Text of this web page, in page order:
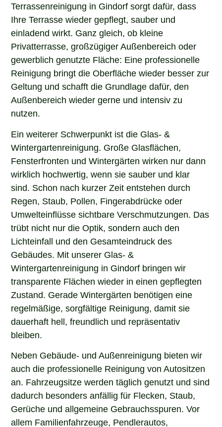
Terrassenreinigung in Gindorf sorgt dafür, dass
Ihre Terrasse wieder gepflegt, sauber und
einladend wirkt. Ganz gleich, ob kleine
Privatterrasse, großzügiger Außenbereich oder
gewerblich genutzte Fläche: Eine professionelle
Reinigung bringt die Oberfläche wieder besser zur
Geltung und schafft die Grundlage dafür, den
Außenbereich wieder gerne und intensiv zu
nutzen.
Ein weiterer Schwerpunkt ist die Glas- &
Wintergartenreinigung. Große Glasflächen,
Fensterfronten und Wintergärten wirken nur dann
wirklich hochwertig, wenn sie sauber und klar
sind. Schon nach kurzer Zeit entstehen durch
Regen, Staub, Pollen, Fingerabdrücke oder
Umwelteinflüsse sichtbare Verschmutzungen. Das
trübt nicht nur die Optik, sondern auch den
Lichteinfall und den Gesamteindruck des
Gebäudes. Mit unserer Glas- &
Wintergartenreinigung in Gindorf bringen wir
transparente Flächen wieder in einen gepflegten
Zustand. Gerade Wintergärten benötigen eine
regelmäßige, sorgfältige Reinigung, damit sie
dauerhaft hell, freundlich und repräsentativ
bleiben.
Neben Gebäude- und Außenreinigung bieten wir
auch die professionelle Reinigung von Autositzen
an. Fahrzeugsitze werden täglich genutzt und sind
dadurch besonders anfällig für Flecken, Staub,
Gerüche und allgemeine Gebrauchsspuren. Vor
allem Familienfahrzeuge, Pendlerautos,